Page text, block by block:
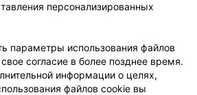
Добавить специалиста
персонализированных
параметры использования файлов
согласие в более позднее время.
информации о целях,
файлов cookie вы